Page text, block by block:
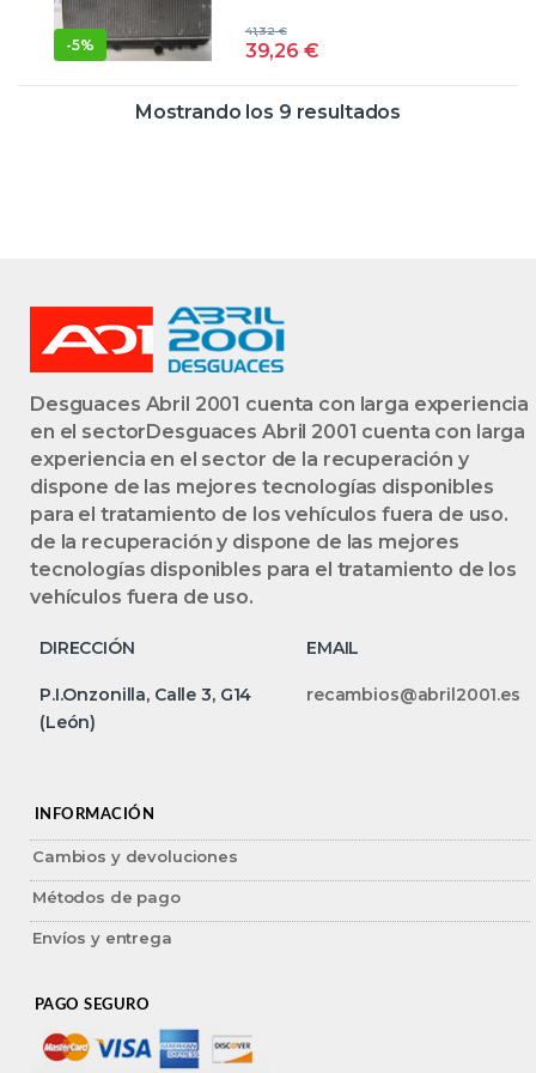
-5%
[2,0 LTR. – 110 KW
#PROV#
39,26 €
41,32€
Mostrando los 9 resultados
Desguaces Abril 2001 cuenta con larga experiencia
en el sectorDesguaces Abril 2001 cuenta con larga
experiencia en el sector de la recuperación y
dispone de las mejores tecnologías disponibles
para el tratamiento de los vehículos fuera de uso.
de la recuperación y dispone de las mejores
tecnologías disponibles para el tratamiento de los
vehículos fuera de uso.
DIRECCIÓN EMAIL
P.I.Onzonilla, Calle 3, G14
(León)
recambios@abril2001.es
INFORMACIÓN
Cambios y devoluciones
Métodos de pago
Envíos y entrega
PAGO SEGURO